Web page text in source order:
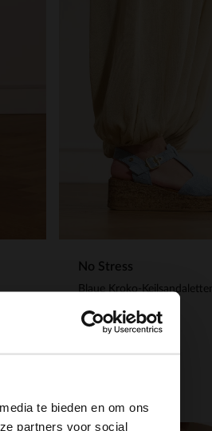
te bieden en om ons
partners voor social
No Stress
120.00
48.00